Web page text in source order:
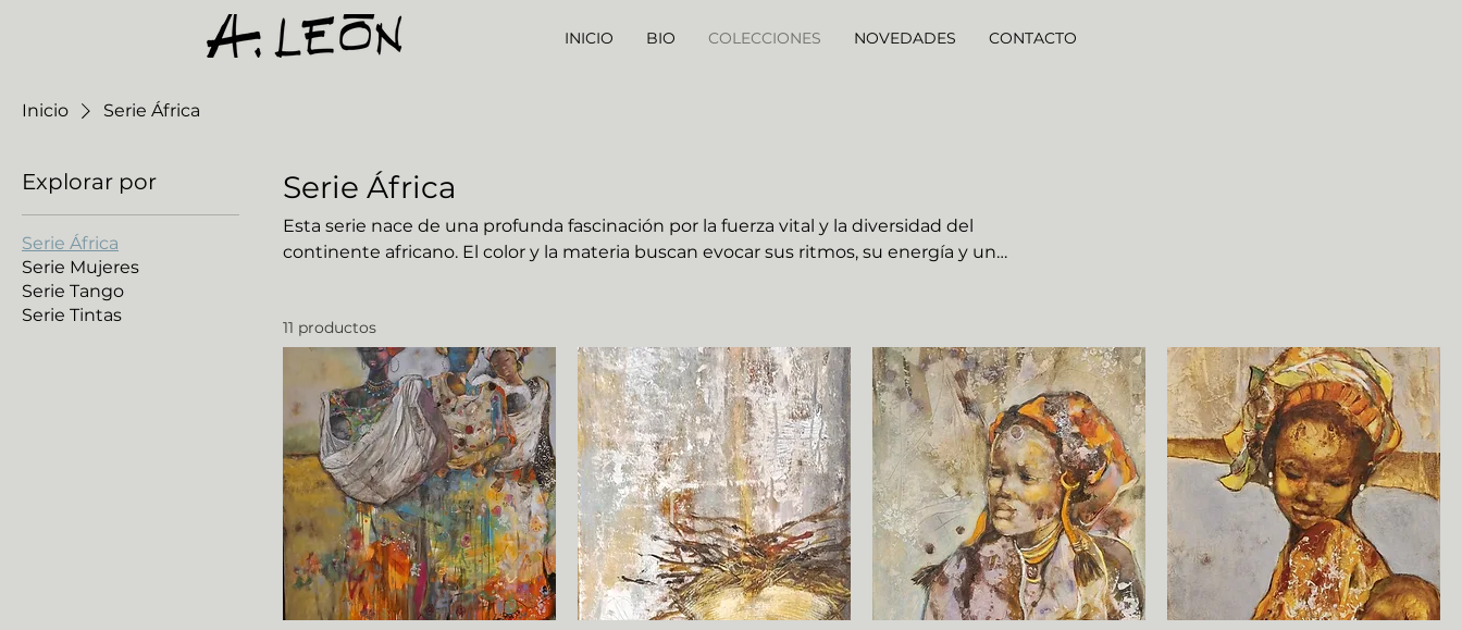
INICIO BIO COLECCIONES NOVEDADES CONTACTO
Inicio Serie África
Explorar por
Serie África
Serie Mujeres
Serie Tango
Serie Tintas
Serie África
Esta serie nace de una profunda fascinación por la fuerza vital y la diversidad del
continente africano. El color y la materia buscan evocar sus ritmos, su energía y una
11 productos